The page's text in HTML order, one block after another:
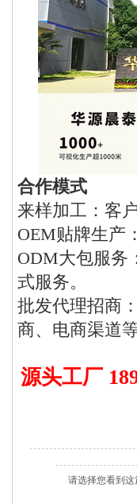
合作模式
来样加工：客
OEM贴牌生产
ODM大包服务
式服务。
批发代理招商
商、电商渠道等
源头工厂
请选择您看到